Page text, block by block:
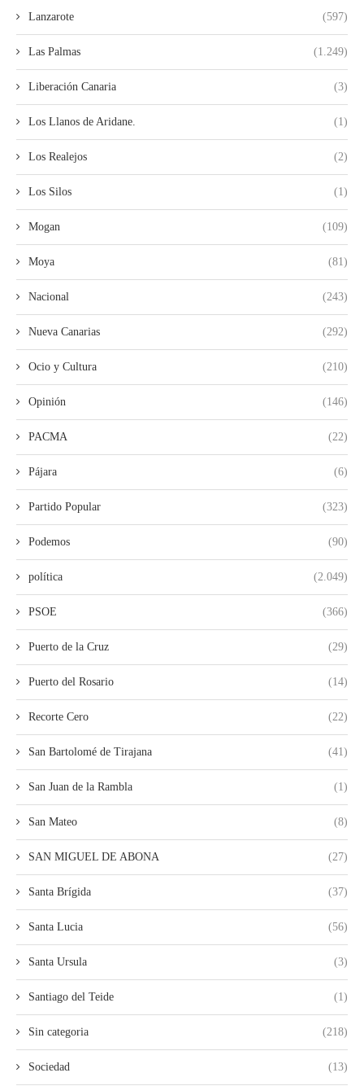
Lanzarote (597)
Las Palmas (1.249)
Liberación Canaria (3)
Los Llanos de Aridane. (1)
Los Realejos (2)
Los Silos (1)
Mogan (109)
Moya (81)
Nacional (243)
Nueva Canarias (292)
Ocio y Cultura (210)
Opinión (146)
PACMA (22)
Pájara (6)
Partido Popular (323)
Podemos (90)
política (2.049)
PSOE (366)
Puerto de la Cruz (29)
Puerto del Rosario (14)
Recorte Cero (22)
San Bartolomé de Tirajana (41)
San Juan de la Rambla (1)
San Mateo (8)
SAN MIGUEL DE ABONA (27)
Santa Brígida (37)
Santa Lucia (56)
Santa Ursula (3)
Santiago del Teide (1)
Sin categoria (218)
Sociedad (13)